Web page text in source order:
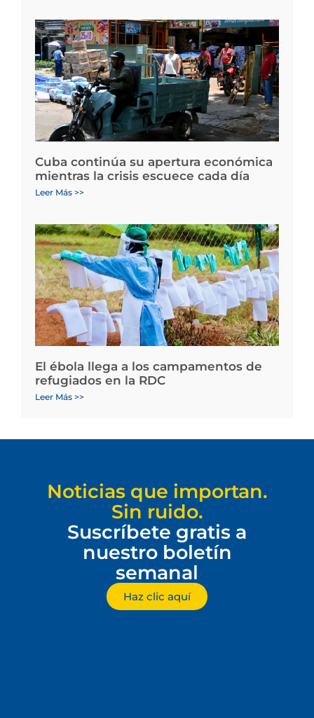
Cuba continúa su apertura económica
mientras la crisis escuece cada día
Leer Más >>
El ébola llega a los campamentos de
refugiados en la RDC
Leer Más >>
Noticias que importan.
Sin ruido.
Suscríbete gratis a
nuestro boletín
semanal
Haz clic aquí